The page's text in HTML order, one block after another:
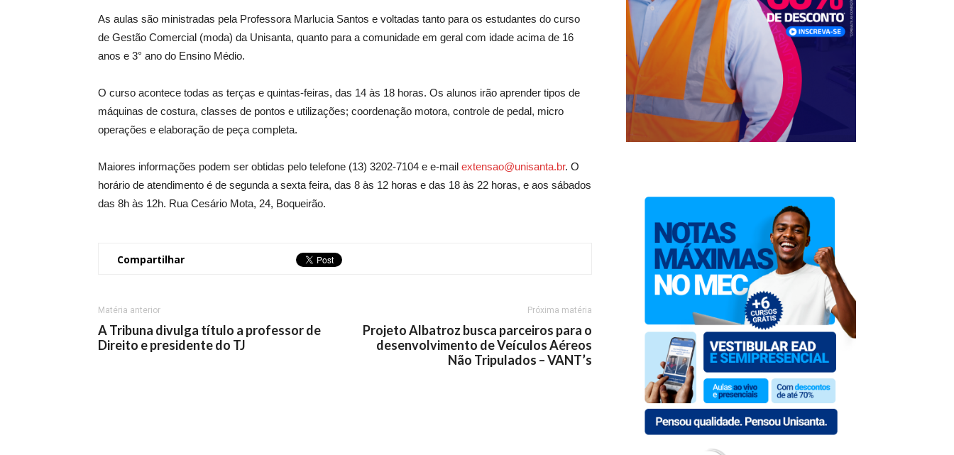
As aulas são ministradas pela Professora Marlucia Santos e voltadas tanto para os estudantes do curso
de Gestão Comercial (moda) da Unisanta, quanto para a comunidade em geral com idade acima de 16
anos e 3° ano do Ensino Médio.
O curso acontece todas as terças e quintas-feiras, das 14 às 18 horas. Os alunos irão aprender tipos de
máquinas de costura, classes de pontos e utilizações; coordenação motora, controle de pedal, micro
operações e elaboração de peça completa.
Maiores informações podem ser obtidas pelo telefone (13) 3202-7104 e e-mail extensao@unisanta.br. O
horário de atendimento é de segunda a sexta feira, das 8 às 12 horas e das 18 às 22 horas, e aos sábados
das 8h às 12h. Rua Cesário Mota, 24, Boqueirão.
Compartilhar
Matéria anterior
A Tribuna divulga título a professor de
Direito e presidente do TJ
Próxima matéria
Projeto Albatroz busca parceiros para o
desenvolvimento de Veículos Aéreos
Não Tripulados – VANT’s